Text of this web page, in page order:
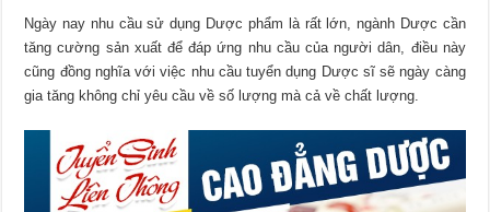
Ngày nay nhu cầu sử dụng Dược phẩm là rất lớn, ngành Dược cần
tăng cường sản xuất để đáp ứng nhu cầu của người dân, điều này
cũng đồng nghĩa với việc nhu cầu tuyển dụng Dược sĩ sẽ ngày càng
gia tăng không chỉ yêu cầu về số lượng mà cả về chất lượng.